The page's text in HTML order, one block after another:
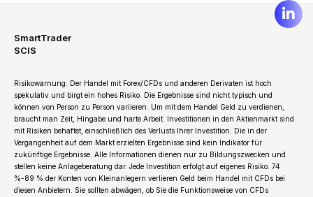
SmartTrader
SCIS
Risikowarnung: Der Handel mit Forex/CFDs und anderen Derivaten ist hoch
spekulativ und birgt ein hohes Risiko. Die Ergebnisse sind nicht typisch und
können von Person zu Person variieren. Um mit dem Handel Geld zu verdienen,
braucht man Zeit, Hingabe und harte Arbeit. Investitionen in den Aktienmarkt sind
mit Risiken behaftet, einschließlich des Verlusts Ihrer Investition. Die in der
Vergangenheit auf dem Markt erzielten Ergebnisse sind kein Indikator für
zukünftige Ergebnisse. Alle Informationen dienen nur zu Bildungszwecken und
stellen keine Anlageberatung dar. Jede Investition erfolgt auf eigenes Risiko. 74
%-89 % der Konten von Kleinanlegern verlieren Geld beim Handel mit CFDs bei
diesen Anbietern. Sie sollten abwägen, ob Sie die Funktionsweise von CFDs